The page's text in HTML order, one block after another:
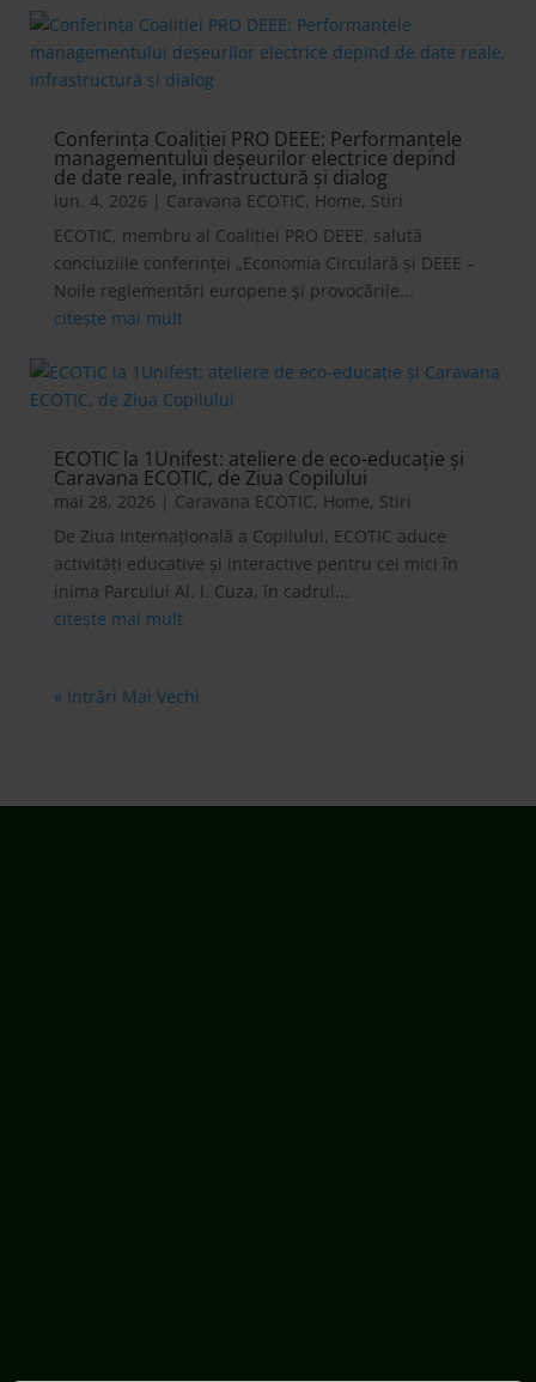
Conferința Coaliției PRO DEEE: Performanțele
managementului deşeurilor electrice depind
de date reale, infrastructură și dialog
iun. 4, 2026 | Caravana ECOTIC, Home, Stiri
ECOTIC, membru al Coaliției PRO DEEE, salută
concluziile conferinței „Economia Circulară și DEEE –
Noile reglementări europene și provocările...
citește mai mult
ECOTIC la 1Unifest: ateliere de eco-educație și
Caravana ECOTIC, de Ziua Copilului
mai 28, 2026 | Caravana ECOTIC, Home, Stiri
De Ziua Internațională a Copilului, ECOTIC aduce
activități educative și interactive pentru cei mici în
inima Parcului Al. I. Cuza, în cadrul...
citește mai mult
« Intrări Mai Vechi